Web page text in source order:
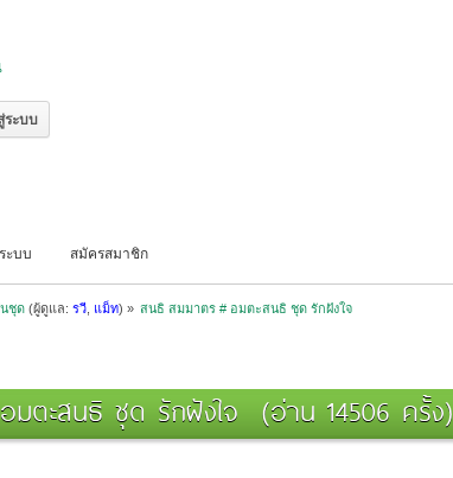
ะบบ สมัครสมาชิก
นชุด(ผู้ดูแล: รวี, แม็ท) » สนธิ สมมาตร # อมตะสนธิ ชุด รักฝังใจ
ตะสนธิ ชุด รักฝังใจ (อ่าน 14506 ครั้ง)